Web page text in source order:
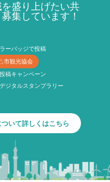
を盛り上げたい共
集しています！
ーバッジで投稿
観光協会
稿キャンペーン
ジタルスタンプラリー
いて詳しくはこちら